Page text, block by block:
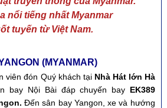
nổi tiếng nhất Myanmar
tuyến từ Việt Nam.
(MYANMAR)
viên đón Quý khách tại Nhà Hát lớn Hà
bay Nội Bài đáp chuyến bay EK389
. Đến sân bay Yangon, xe và hướng